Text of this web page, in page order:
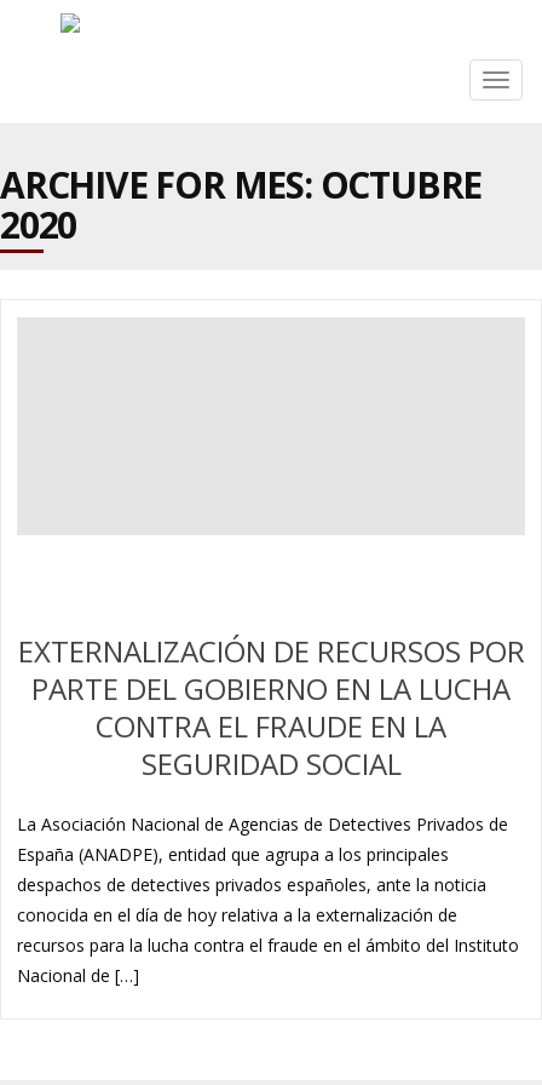
ARCHIVE FOR MES: OCTUBRE
2020
EXTERNALIZACIÓN DE RECURSOS POR
PARTE DEL GOBIERNO EN LA LUCHA
CONTRA EL FRAUDE EN LA
SEGURIDAD SOCIAL
La Asociación Nacional de Agencias de Detectives Privados de
España (ANADPE), entidad que agrupa a los principales
despachos de detectives privados españoles, ante la noticia
conocida en el día de hoy relativa a la externalización de
recursos para la lucha contra el fraude en el ámbito del Instituto
Nacional de […]